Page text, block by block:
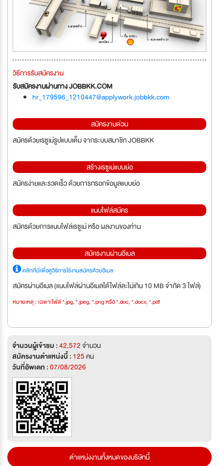
วิธีการรับสมัครงาน
รับสมัครงานผ่านทาง JOBBKK.COM
hr_179596_1210447@applywork.jobbkk.com
สมัครงานด่วน
สมัครด้วยเรซูเม่รูปแบบเต็ม จากระบบสมาชิก JOBBKK
สร้างเรซูเม่แบบย่อ
สมัครง่ายและรวดเร็ว ด้วยการกรอกข้อมูลแบบย่อ
แนบไฟล์สมัคร
สมัครด้วยการแนบไฟล์เรซูเม่ หรือ ผลงานของท่าน
สมัครงานผ่านอีเมล
คลิกที่นี่เพื่อดูวิธีการใช้งานสมัครด้วยอีเมล
สมัครผ่านอีเมล (แนบไฟล์ผ่านอีเมลได้ไฟล์ละไม่เกิน 10 MB จำกัด 3 ไฟล์)
หมายเหตุ : เฉพาะไฟล์ *.jpg, *.jpeg, *.png หรือ *.doc, *.docx, *.pdf
จำนวนผู้เข้าชม :42,572จำนวน
สมัครงานตำแหน่งนี้ : 125คน
วันที่อัพเดท :07/08/2026
ตำแหน่งงานทั้งหมดของบริษัทนี้